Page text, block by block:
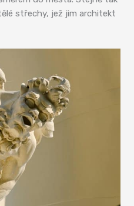
střechy, jež jim architekt